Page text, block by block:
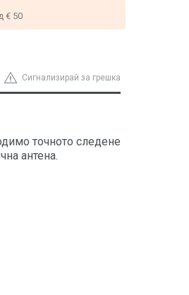
€ 50
Сигнализирай за грешка
точното следене
антена.